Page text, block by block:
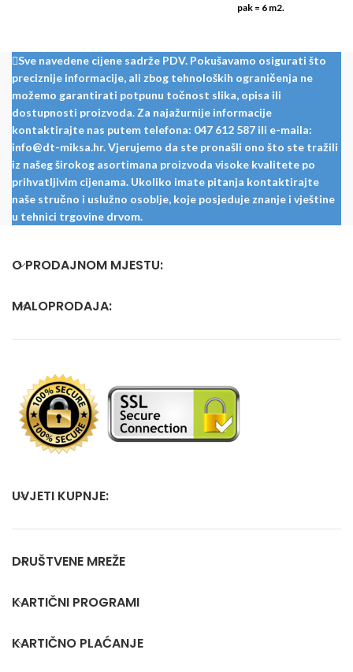
pak = 6 m2.
Sve navedene cijene sadrže PDV. Pokušavamo osigurati što
preciznije informacije, ali zbog tehnoloških ograničenja ne
možemo garantirati potpunu točnost slika, opisa ili
dostupnosti proizvoda. Za najažurnije informacije
kontaktirajte nas putem telefona: 047 612 587 ili e-maila:
info@dt-miksa.hr. Vjerujemo da ste pronašli ono što ste tražili
iz našeg širokog asortimana proizvoda visoke kvalitete po
prihvatljivim cijenama. Ukoliko imate pitanja kontaktirajte
naše stručno i uslužno osoblje, koje posjeduje znanje i vještine
u tehnici trgovine drvom.
O PRODAJNOM MJESTU:
MALOPRODAJA:
UVJETI KUPNJE:
DRUŠTVENE MREŽE
KARTIČNI PROGRAMI
KARTIČNO PLAĆANJE